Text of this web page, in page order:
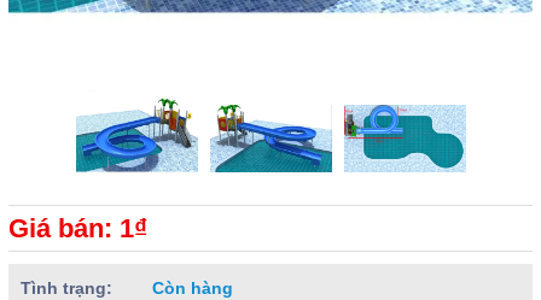
Giá bán: 1₫
Tình trạng:
Còn hàng